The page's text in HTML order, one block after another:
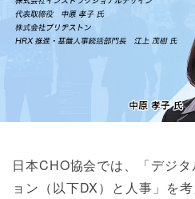
日本CHO協会では、「デジ
ョン（以下DX）と人事」を